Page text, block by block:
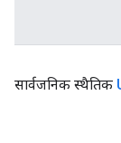
सार्वजनिक स्थैतिक